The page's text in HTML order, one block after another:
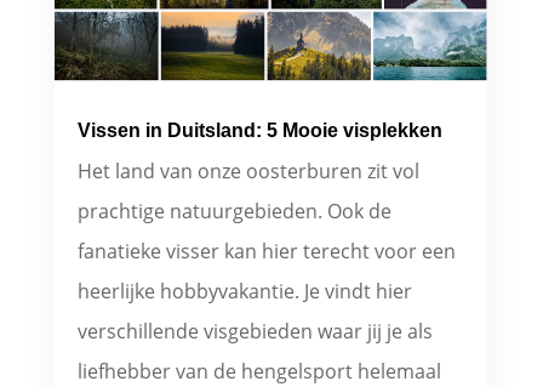
Vissen in Duitsland: 5 Mooie visplekken
Het land van onze oosterburen zit vol
prachtige natuurgebieden. Ook de
fanatieke visser kan hier terecht voor een
heerlijke hobbyvakantie. Je vindt hier
verschillende visgebieden waar jij je als
liefhebber van de hengelsport helemaal